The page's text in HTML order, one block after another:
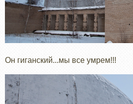
Он гиганский...мы все умрем!!!